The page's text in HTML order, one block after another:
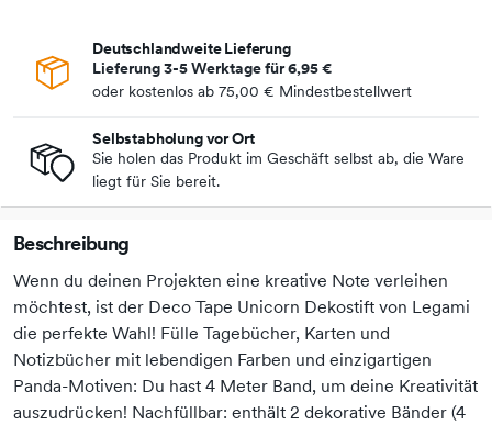
Deutschlandweite Lieferung
Lieferung 3-5 Werktage für6,95 €
oder kostenlos ab 75,00 € Mindestbestellwert
Selbstabholung vor Ort
Sie holen das Produkt im Geschäft selbst ab, die Ware
liegt für Sie bereit.
Beschreibung
Wenn du deinen Projekten eine kreative Note verleihen
möchtest, ist der Deco Tape Unicorn Dekostift von Legami
die perfekte Wahl! Fülle Tagebücher, Karten und
Notizbücher mit lebendigen Farben und einzigartigen
Panda-Motiven: Du hast 4 Meter Band, um deine Kreativität
auszudrücken! Nachfüllbar: enthält 2 dekorative Bänder (4